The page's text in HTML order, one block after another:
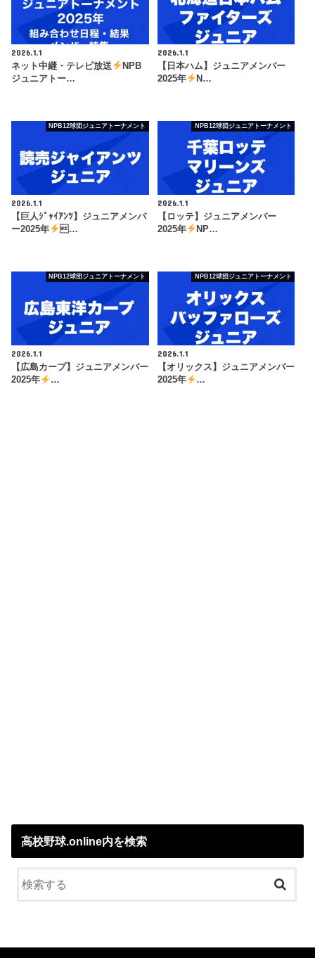
2026.1.1
ネット中継・テレビ放送
NPB
ジュニアトー…
2026.1.1
【日本ハム】ジュニアメンバー
2025年
N…
NPB12球団ジュニアトーナメント
2026.1.1
【巨人ｼﾞｬｲｱﾝﾂ】ジュニアメンバ
ー2025年
…
NPB12球団ジュニアトーナメント
2026.1.1
【ロッテ】ジュニアメンバー
2025年
NP…
NPB12球団ジュニアトーナメント
2026.1.1
【広島カープ】ジュニアメンバー
2025年
…
NPB12球団ジュニアトーナメント
2026.1.1
【オリックス】ジュニアメンバー
2025年
…
高校野球.online内を検索